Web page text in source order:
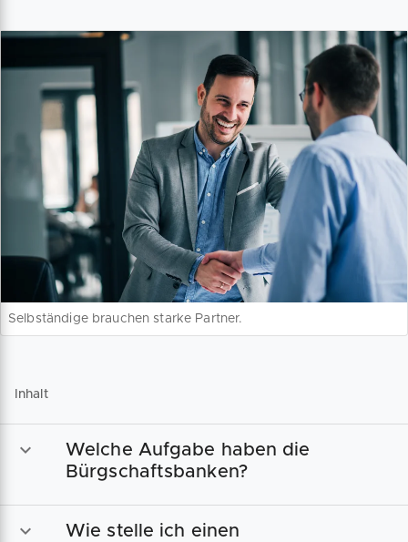
Selbständige brauchen starke Partner.
Inhalt
Welche Aufgabe haben die
Bürgschaftsbanken?
Wie stelle ich einen